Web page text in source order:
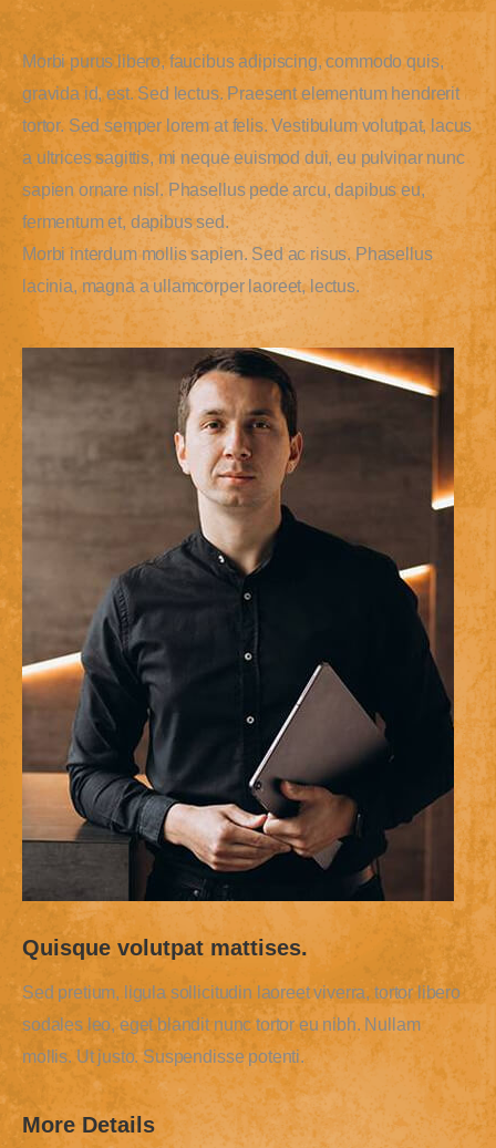
Morbi purus libero, faucibus adipiscing, commodo quis,
gravida id, est. Sed lectus. Praesent elementum hendrerit
tortor. Sed semper lorem at felis. Vestibulum volutpat, lacus
a ultrices sagittis, mi neque euismod dui, eu pulvinar nunc
sapien ornare nisl. Phasellus pede arcu, dapibus eu,
fermentum et, dapibus sed.
Morbi interdum mollis sapien. Sed ac risus. Phasellus
lacinia, magna a ullamcorper laoreet, lectus.
Quisque volutpat mattises.
Sed pretium, ligula sollicitudin laoreet viverra, tortor libero
sodales leo, eget blandit nunc tortor eu nibh. Nullam
mollis. Ut justo. Suspendisse potenti.
More Details